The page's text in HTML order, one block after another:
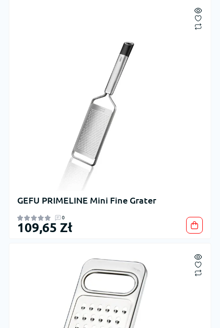
GEFU PRIMELINE Mini Fine Grater
0
109,65 Zł